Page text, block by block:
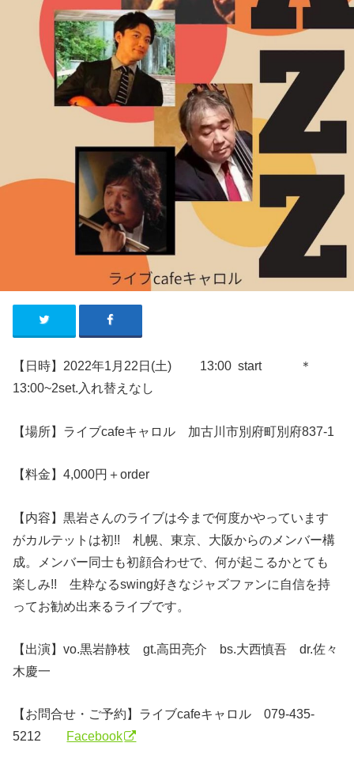
【日時】2022年1月22日(土)
13:00 start ＊
13:00~2set.入れ替えなし
【場所】ライブcafeキャロル 加古川市別府町別府837-1
【料金】4,000円＋order
【内容】黒岩さんのライブは今まで何度かやっています
がカルテットは初!! 札幌、東京、大阪からのメンバー構
成。メンバー同士も初顔合わせで、何が起こるかとても
楽しみ!! 生粋なるswing好きなジャズファンに自信を持
ってお勧め出来るライブです。
【出演】vo.黒岩静枝 gt.高田亮介 bs.大西慎吾 dr.佐々
木慶一
【お問合せ・ご予約】 ライブcafeキャロル079-435-
5212 Facebook